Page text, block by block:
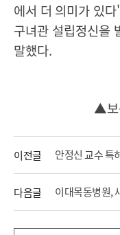
에서 더 의미가 있다
구녀관 설립정신을
말했다.
▲
이전글 안정신 교수 특허
다음글 이대목동병원,